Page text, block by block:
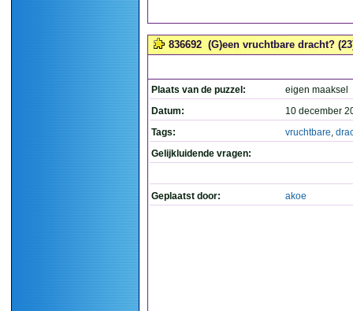
836692 (G)een vruchtbare dracht?
Plaats van de puzzel:
eigen maaksel
Datum:
10 december
Tags:
vruchtbare,
Gelijkluidende vragen:
Geplaatst door: akoe